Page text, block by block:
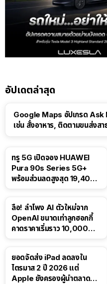
อัปเดตล่าสุด
Google Maps อัปเกรด Ask
เช่น สั่งอาหาร, ติดตามขนส่งส
ทรู 5G เปิดจอง HUAWEI
Pura 90s Series 5G+
พร้อมส่วนลดสูงสุด 19,400
ลือ! ลำโพง AI ตัวใหม่จาก
OpenAI ขนาดเท่าลูกฮอกกี้
คาดราคาเริ่มราว 10,000
ยอดจัดส่ง iPad ลดลงใน
ไตรมาส 2 ปี 2026 แต่
Apple ยังครองผู้นำตลาด